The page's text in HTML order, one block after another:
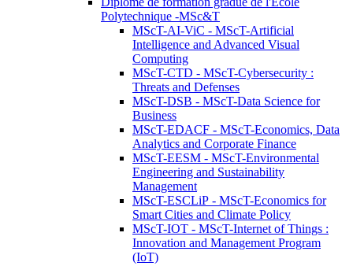
Polytechnique -MSc&T
MScT-AI-ViC - MScT-Artificial
Intelligence and Advanced Visual
Computing
MScT-CTD - MScT-Cybersecurity :
Threats and Defenses
MScT-DSB - MScT-Data Science for
Business
MScT-EDACF - MScT-Economics, Data
Analytics and Corporate Finance
MScT-EESM - MScT-Environmental
Engineering and Sustainability
Management
MScT-ESCLiP - MScT-Economics for
Smart Cities and Climate Policy
MScT-IOT - MScT-Internet of Things :
Innovation and Management Program
(IoT)